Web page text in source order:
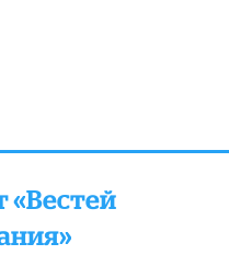
«Вестей